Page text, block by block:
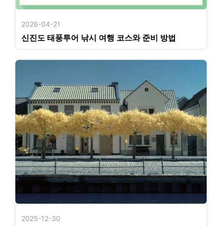
2026-04-21
신진도 태풍투어 낚시 여행 코스와 준비 방법
2025-12-30